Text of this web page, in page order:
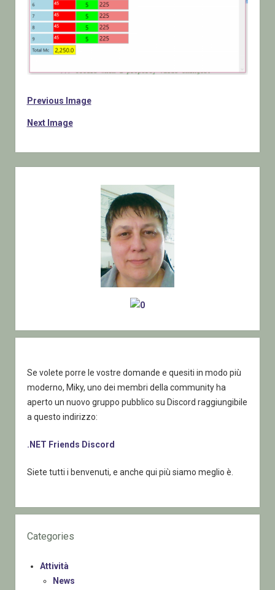
Previous Image
Next Image
Se volete porre le vostre domande e quesiti in modo più
moderno, Miky, uno dei membri della community ha
aperto un nuovo gruppo pubblico su Discord raggiungibile
a questo indirizzo:
.NET Friends Discord
Siete tutti i benvenuti, e anche qui più siamo meglio è.
Categories
Attività
News